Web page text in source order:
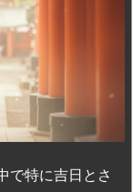
で特に吉日とさ